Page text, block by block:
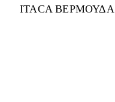
ITACA ΒΕΡΜΟΥΔΑ